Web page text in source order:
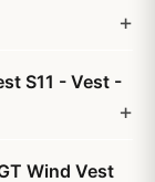
S11 - Vest -
Wind Vest